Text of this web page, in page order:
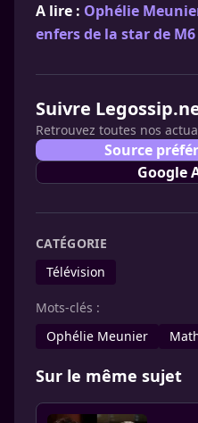
A lire : Ophélie
enfers de la star de M6
Suivre
Retrouvez toutes nos
Source
Google
CATÉGORIE
Télévision
Mots-clés :
Ophélie Meunier
Sur le même sujet